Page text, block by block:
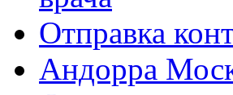
Отправка
Андорра